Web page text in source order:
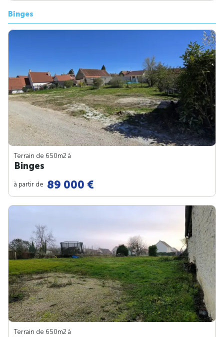
Binges
Terrain de 650m2 à
Binges
à partir de 89 000 €
Terrain de 650m2 à